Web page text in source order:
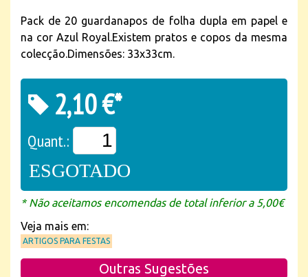
Pack de 20 guardanapos de folha dupla em papel e
na cor Azul Royal.Existem pratos e copos da mesma
colecção.Dimensões: 33x33cm.
2,10 €*
Quant.:
ESGOTADO
* Não aceitamos encomendas de total inferior a 5,00€
Veja mais em:
ARTIGOS PARA FESTAS
Outras Sugestões